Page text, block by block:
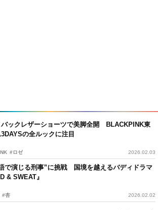
バックレザーショーツで美脚全開 BLACKPINK東
の全ルックに注目
#ロゼ 2026.02.03
で演じる刑事”に挑戦 国境を越えるバディドラマ
& SWEAT』
#杏 2026.02.02